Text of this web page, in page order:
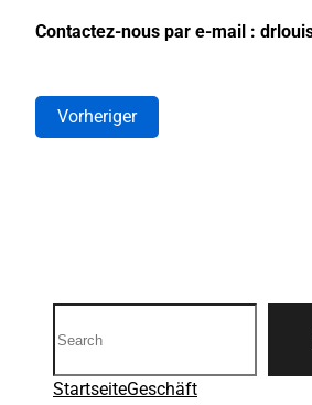
Contactez-nous par e-mail :
Vorheriger
StartseiteGeschäft